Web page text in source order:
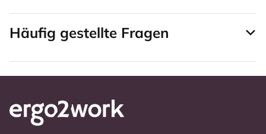
Häufig gestellte Fragen